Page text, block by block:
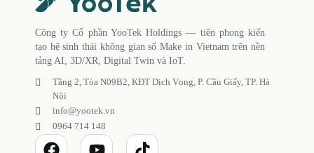
Công ty Cổ phần YooTek Holdings — tiên phong kiến
tạo hệ sinh thái không gian số Make in Vietnam trên nền
tảng AI, 3D/XR, Digital Twin và IoT.
Tầng 2, Tòa N09B2, KĐT Dịch Vọng, P. Cầu Giấy, TP. Hà
Nội
info@yootek.vn
0964 714 148